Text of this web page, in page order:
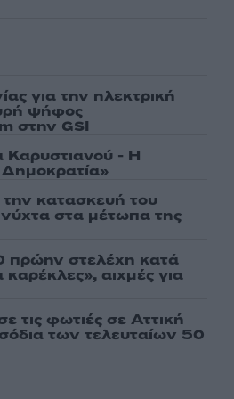
για την ηλεκτρική
ψήφος
στην GSI
Καρυστιανού - Η
Δημοκρατία»
κατασκευή του
νύχτα στα μέτωπα της
πρώην στελέχη κατά
αιχμές για
τις φωτιές σε Αττική
των τελευταίων 50